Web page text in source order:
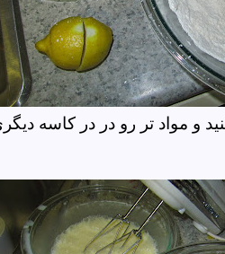
و مواد تر رو در در کاسه